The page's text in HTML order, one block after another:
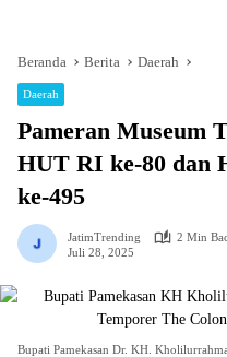
Beranda Berita Daerah
Daerah
Pameran Museum
HUT RI ke-80 dan
ke-495
JatimTrending
2 Min
Juli 28, 2025
Bupati Pamekasan Dr. KH.